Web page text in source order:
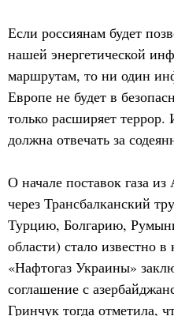
Если россиянам будет
нашей энергетической
маршрутам, то ни один
Европе не будет в
только расширяет
должна отвечать за
О начале поставок газа
через Трансбалканский
Турцию, Болгарию,
области) стало известно
«Нафтогаз Украины»
соглашение с
Гринчук тогда отметила,